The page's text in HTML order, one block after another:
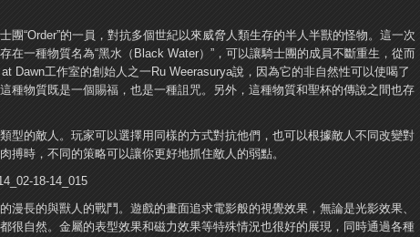
團“Order”的一員，對抗多個世紀以來威脅人類生存的半人半獸的怪物。這一次
在一種物質名為“黑水（Black Water）”，可以讓騎士團的成員不斷重生，從而
Dawn工作室的創始人之一Ru Weerasurya說，因為它的非自然性可以使喝了
種物質既是一個賜福，也是一種詛咒。另外，這種物質和聖杯的傳說之間也存
型的敵人。玩家可以選擇用同樣的方式對抗他們，也可以根據敵人不同改變對
搏時，不同的策略可以讓你更好地抓住敵人的弱點。
漫長的與獸人的戰鬥。遊戲的畫面追求電影般的視覺效果，無論是光影效果、
很自然。金屬的表型效果和磁力效果等特殊情況也很好的展現，同時通過各種